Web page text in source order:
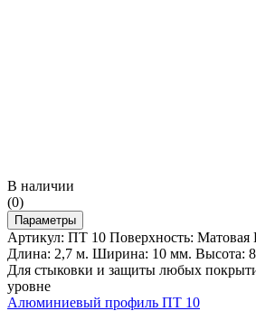
В наличии
(0)
Параметры
Артикул: ПТ 10 Поверхность: Матовая
Длина: 2,7 м. Ширина: 10 мм. Высота:
Для стыковки и защиты любых
уровне
Алюминиевый профиль ПТ 10